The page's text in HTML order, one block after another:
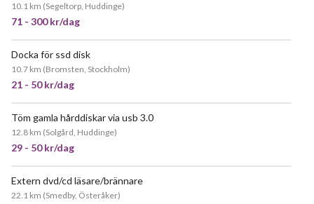
10.1 km (Segeltorp, Huddinge)
71 - 300 kr/dag
Docka för ssd disk
10.7 km (Bromsten, Stockholm)
21 - 50 kr/dag
Töm gamla hårddiskar via usb 3.0
12.8 km (Solgård, Huddinge)
29 - 50 kr/dag
Extern dvd/cd läsare/brännare
22.1 km (Smedby, Österåker)